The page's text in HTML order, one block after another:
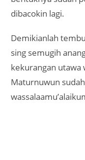
dibacokin lagi.
Demikianlah
sing semugih
kekurangan utawa
Maturnuwun